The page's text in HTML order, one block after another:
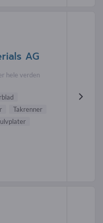
AG
hele verden
Takrenner